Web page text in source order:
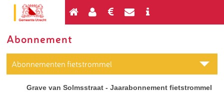
Abonnement
Abonnementen fietstrommel
Grave van Solmsstraat - Jaarabonnement fietstrommel